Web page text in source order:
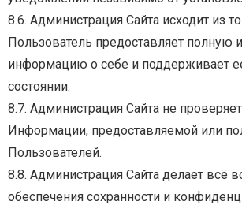
8.6. Администрация Сайта исходит из
Пользователь предоставляет полную и
информацию о себе и поддерживает
состоянии.
8.7. Администрация Сайта не проверяет
Информации, предоставляемой или
Пользователей.
8.8. Администрация Сайта делает всё
обеспечения сохранности и